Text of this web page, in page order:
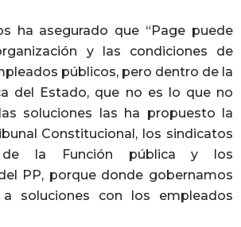
ha asegurado que “Page puede
y las condiciones de
públicos, pero dentro de la
del Estado, que no es lo que no
soluciones las ha propuesto la
Constitucional, los sindicatos
la Función pública y los
PP, porque donde gobernamos
soluciones con los empleados